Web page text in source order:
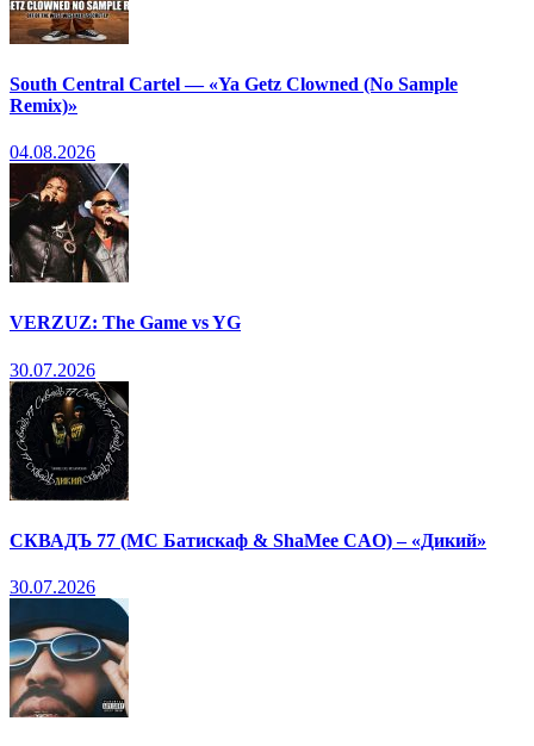
South Central Cartel — «Ya Getz Clowned (No Sample
Remix)»
04.08.2026
VERZUZ: The Game vs YG
30.07.2026
СКВАДЪ 77 (МС Батискаф & ShaMee CAO) – «Дикий»
30.07.2026